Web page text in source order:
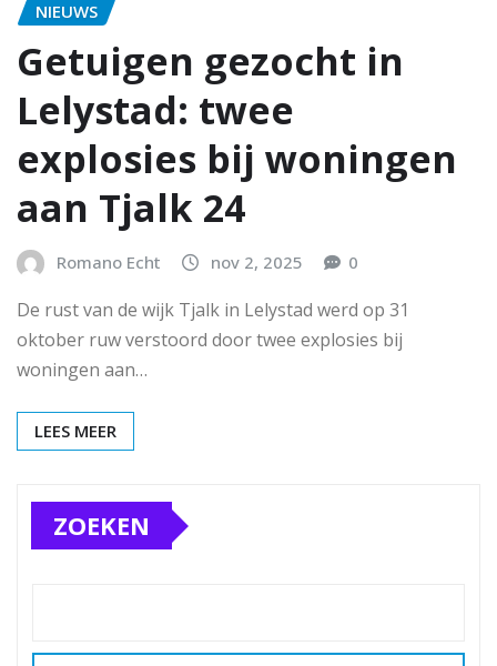
NIEUWS
Getuigen gezocht in
Lelystad: twee
explosies bij woningen
aan Tjalk 24
Romano Echt nov 2, 2025 0
De rust van de wijk Tjalk in Lelystad werd op 31
oktober ruw verstoord door twee explosies bij
woningen aan…
LEES MEER
ZOEKEN